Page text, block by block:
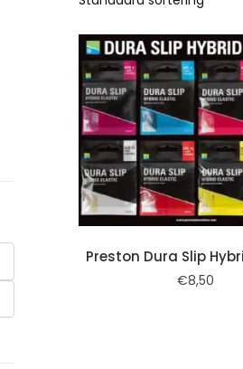
Preston Dura Slip
€8,50